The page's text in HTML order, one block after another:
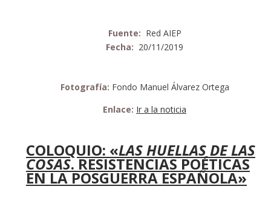
Fuente: Red AIEP
Fecha: 20/11/2019
Fotografía: Fondo Manuel Álvarez Ortega
Enlace: Ir a la noticia
COLOQUIO: «LAS HUELLAS DE LAS
COSAS. RESISTENCIAS POÉTICAS
EN LA POSGUERRA ESPAÑOLA»